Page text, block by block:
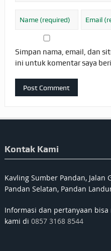
Simpan nama, email, dan
ini untuk komentar saya
Kontak Kami
Kavling Sumber Pandan, Jalan
Pandan Selatan, Pandan
Informasi dan pertanyaan
kami di 0857 3168 8544